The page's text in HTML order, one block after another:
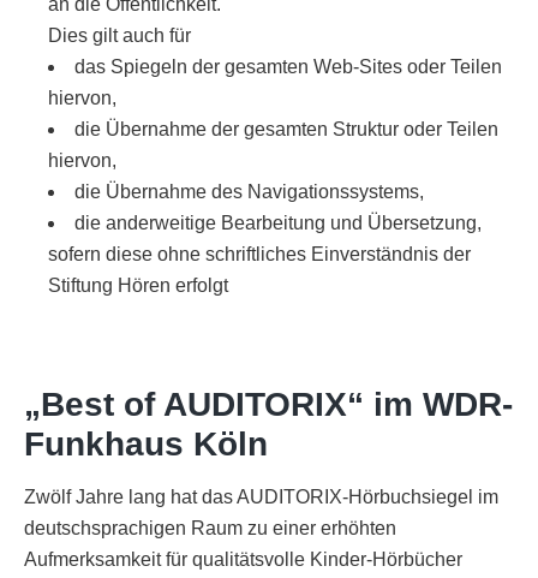
an die Öffentlichkeit.
Dies gilt auch für
das Spiegeln der gesamten Web-Sites oder Teilen
hiervon,
die Übernahme der gesamten Struktur oder Teilen
hiervon,
die Übernahme des Navigationssystems,
die anderweitige Bearbeitung und Übersetzung,
sofern diese ohne schriftliches Einverständnis der
Stiftung Hören erfolgt
„Best of AUDITORIX“ im WDR-
Funkhaus Köln
Zwölf Jahre lang hat das AUDITORIX-Hörbuchsiegel im
deutschsprachigen Raum zu einer erhöhten
Aufmerksamkeit für qualitätsvolle Kinder-Hörbücher